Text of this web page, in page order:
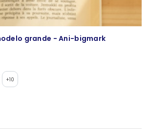
grande - Ani-bigmark
+10